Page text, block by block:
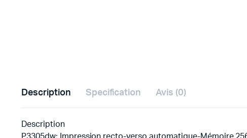
Description Specification Avis (0)
Description